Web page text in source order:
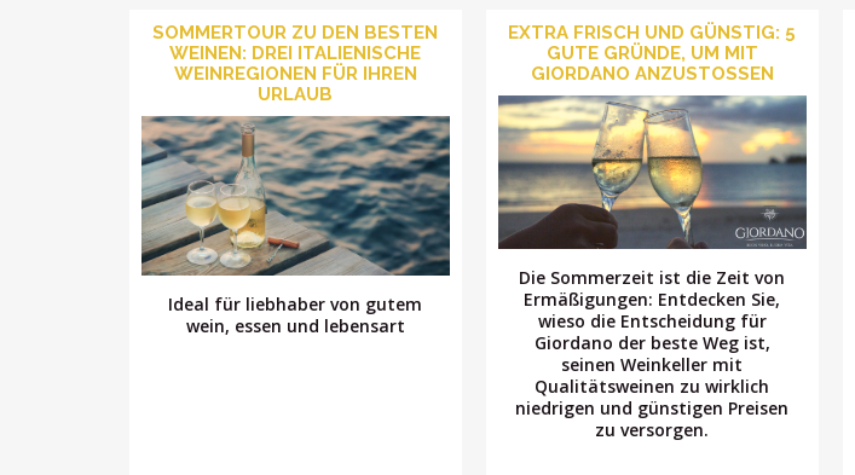
SOMMERTOUR ZU DEN BESTEN
WEINEN: DREI ITALIENISCHE
WEINREGIONEN FÜR IHREN
URLAUB
Ideal für liebhaber von gutem
wein, essen und lebensart
EXTRA FRISCH UND GÜNSTIG: 5
GUTE GRÜNDE, UM MIT
GIORDANO ANZUSTOSSEN
Die Sommerzeit ist die Zeit von
Ermäßigungen: Entdecken Sie,
wieso die Entscheidung für
Giordano der beste Weg ist,
seinen Weinkeller mit
Qualitätsweinen zu wirklich
niedrigen und günstigen Preisen
zu versorgen.